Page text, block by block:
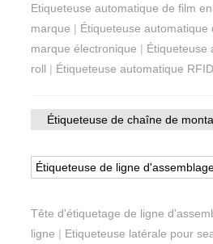
Etiqueteuse automatique de film
marque | Étiqueteuse automatique
marque électronique | Étiqueteuse
roll | Étiqueteuse automatique RFID
Étiqueteuse de chaîne de
Étiqueteuse de ligne
Tête d'étiquetage de ligne
ligne | Etiqueteuse latérale pour